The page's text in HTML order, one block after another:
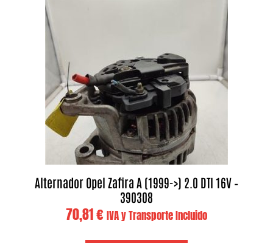
Alternador Opel Zafira A (1999->) 2.0 DTI 16V –
390308
70,81€ IVA y Transporte Incluido